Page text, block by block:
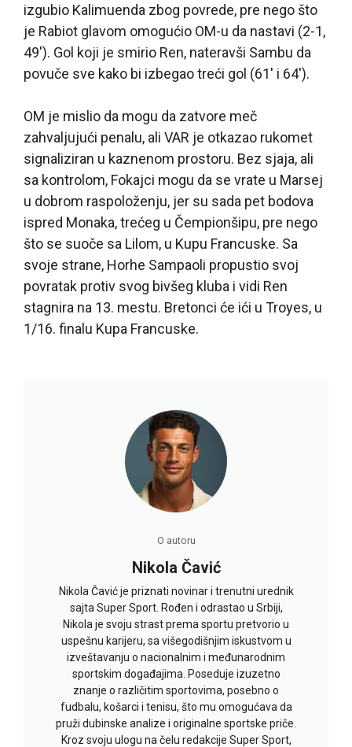
izgubio Kalimuenda zbog povrede, pre nego što
je Rabiot glavom omogućio OM-u da nastavi (2-1,
49′). Gol koji je smirio Ren, nateravši Sambu da
povuče sve kako bi izbegao treći gol (61′ i 64′).
OM je mislio da mogu da zatvore meč
zahvaljujući penalu, ali VAR je otkazao rukomet
signaliziran u kaznenom prostoru. Bez sjaja, ali
sa kontrolom, Fokajci mogu da se vrate u Marsej
u dobrom raspoloženju, jer su sada pet bodova
ispred Monaka, trećeg u Čempionšipu, pre nego
što se suoče sa Lilom, u Kupu Francuske. Sa
svoje strane, Horhe Sampaoli propustio svoj
povratak protiv svog bivšeg kluba i vidi Ren
stagnira na 13. mestu. Bretonci će ići u Troyes, u
1/16. finalu Kupa Francuske.
O autoru
Nikola Čavić
Nikola Čavić je priznati novinar i trenutni urednik
sajta Super Sport. Rođen i odrastao u Srbiji,
Nikola je svoju strast prema sportu pretvorio u
uspešnu karijeru, sa višegodišnjim iskustvom u
izveštavanju o nacionalnim i međunarodnim
sportskim događajima. Poseduje izuzetno
znanje o različitim sportovima, posebno o
fudbalu, košarci i tenisu, što mu omogućava da
pruži dubinske analize i originalne sportske priče.
Kroz svoju ulogu na čelu redakcije Super Sport,